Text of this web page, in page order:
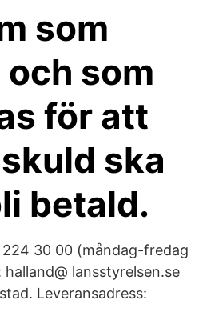
som
som
för att
ska
betald.
30 00 (måndag-fredag
lansstyrelsen.se
Leveransadress: